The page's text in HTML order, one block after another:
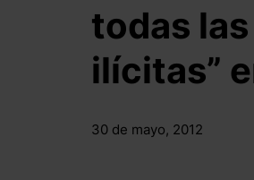
todas
ilícitas”
30 de mayo, 2012